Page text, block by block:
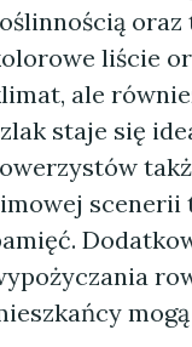
oraz
liście
ale
staje się
scenerii